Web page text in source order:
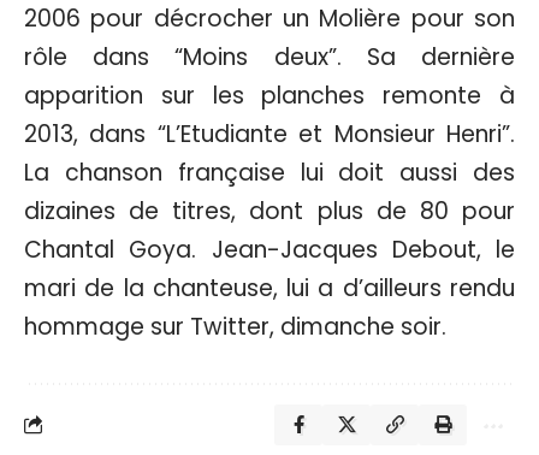
2006 pour décrocher un Molière pour son
rôle dans “Moins deux”. Sa dernière
apparition sur les planches remonte à
2013, dans “L’Etudiante et Monsieur Henri”.
La chanson française lui doit aussi des
dizaines de titres, dont plus de 80 pour
Chantal Goya. Jean-Jacques Debout, le
mari de la chanteuse, lui a d’ailleurs rendu
hommage sur Twitter, dimanche soir.